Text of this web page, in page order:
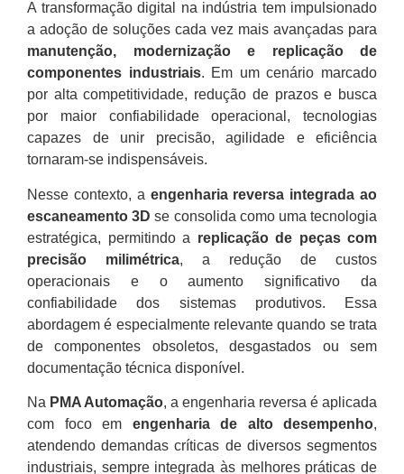
A transformação digital na indústria tem impulsionado
a adoção de soluções cada vez mais avançadas para
manutenção, modernização e replicação de
componentes industriais. Em um cenário marcado
por alta competitividade, redução de prazos e busca
por maior confiabilidade operacional, tecnologias
capazes de unir precisão, agilidade e eficiência
tornaram-se indispensáveis.
Nesse contexto, a engenharia reversa integrada ao
escaneamento 3D se consolida como uma tecnologia
estratégica, permitindo a replicação de peças com
precisão milimétrica, a redução de custos
operacionais e o aumento significativo da
confiabilidade dos sistemas produtivos. Essa
abordagem é especialmente relevante quando se trata
de componentes obsoletos, desgastados ou sem
documentação técnica disponível.
Na PMA Automação, a engenharia reversa é aplicada
com foco em engenharia de alto desempenho,
atendendo demandas críticas de diversos segmentos
industriais, sempre integrada às melhores práticas de